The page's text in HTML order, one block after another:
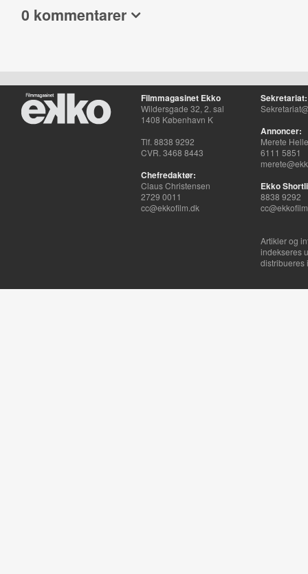
0 kommentarer
Filmmagasinet Ekko
Wildersgade 32, 2. sal
1408 København K
Tlf. 8838 9292
CVR. 3468 8443
Chefredaktør:
Claus Christensen
2729 0011
cc@ekkofilm.dk
Sekretariat:
Annoncer:
Merete
6111 5851
Ekko
8838 9292
Artikler og
indekseres
distribueres